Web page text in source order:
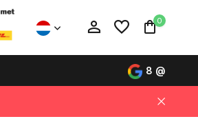
0
12:00 uur, de volgende dag
8 @